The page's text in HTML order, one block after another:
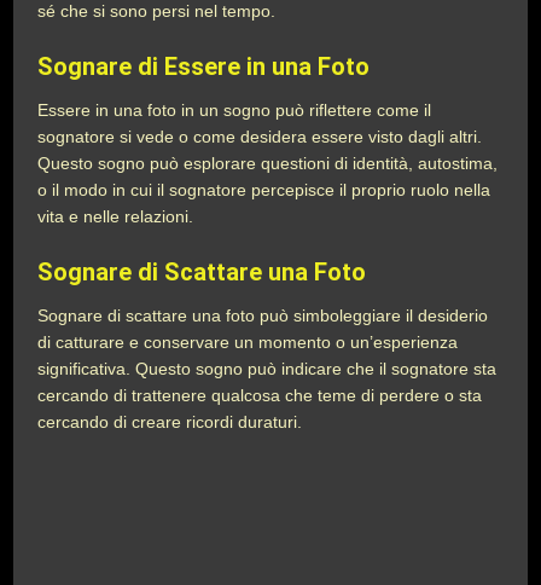
sé che si sono persi nel tempo.
Sognare di Essere in una Foto
Essere in una foto in un sogno può riflettere come il
sognatore si vede o come desidera essere visto dagli altri.
Questo sogno può esplorare questioni di identità, autostima,
o il modo in cui il sognatore percepisce il proprio ruolo nella
vita e nelle relazioni.
Sognare di Scattare una Foto
Sognare di scattare una foto può simboleggiare il desiderio
di catturare e conservare un momento o un’esperienza
significativa. Questo sogno può indicare che il sognatore sta
cercando di trattenere qualcosa che teme di perdere o sta
cercando di creare ricordi duraturi.